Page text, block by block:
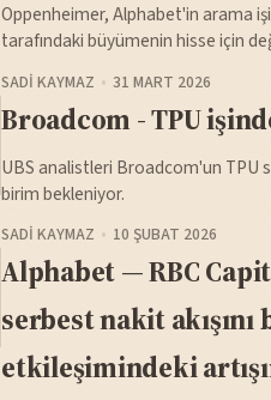
Oppenheimer, Alphabet'in arama
tarafındaki büyümenin hisse için
SADI KAYMAZ 31 MART 2026
Broadcom - TPU
UBS analistleri Broadcom'un TPU
birim bekleniyor.
SADI KAYMAZ 10 ŞUBAT 2026
Alphabet — RBC
serbest nakit akışını
etkileşimindeki